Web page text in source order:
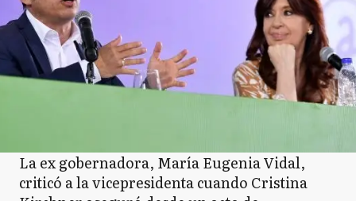
La ex gobernadora, María Eugenia Vidal,
criticó a la vicepresidenta cuando Cristina